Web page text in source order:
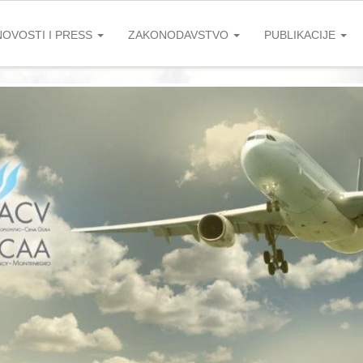
I PRESS ZAKONODAVSTVO PUBLIKACIJE